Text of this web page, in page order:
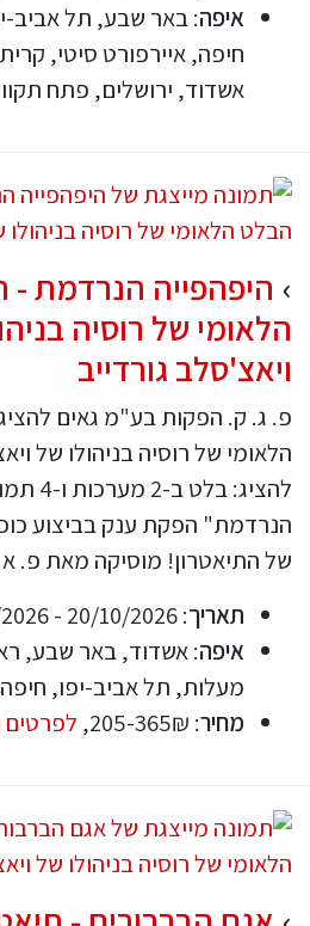
איפה: באר שבע, תל אביב-
חיפה, איירפורט סיטי,
אשדוד, ירושלים, פתח
היפהפייה הנרדמת -
הלאומי של רוסיה
ויאצ'סלב גורדייב
פ. ג. ק. הפקות בע"מ גאים
הלאומי של רוסיה בניהולו של
להציג:
הנרדמת" הפקת ענק בביצוע
של התיאטרון! מוסיקה מאת פ.
תאריך: 20/10/2026 - 04/11/2026
איפה: אשדוד, באר שבע,
מעלות, תל אביב-יפו,
מחיר: 205-365₪, לפרטים